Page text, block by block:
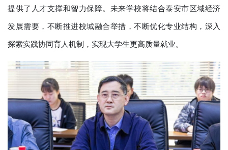
提供了人才支撑和智力保障。未来学校将结合泰安市区域经济
发展需要，不断推进校城融合举措，不断优化专业结构，深入
探索实践协同育人机制，实现大学生更高质量就业。